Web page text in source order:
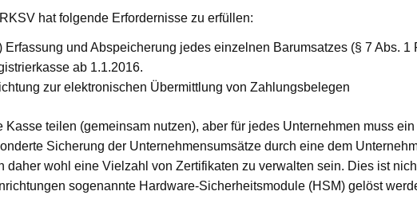
hat folgende Erfordernisse zu erfüllen:
und Abspeicherung jedes einzelnen Barumsatzes (§ 7 Abs.
ab 1.1.2016.
zur elektronischen Übermittlung von Zahlungsbelegen
teilen (gemeinsam nutzen), aber für jedes Unternehmen muss
Sicherung der Unternehmensumsätze durch eine dem
wohl eine Vielzahl von Zertifikaten zu verwalten sein. Dies ist
sogenannte Hardware-Sicherheitsmodule (HSM) gelöst